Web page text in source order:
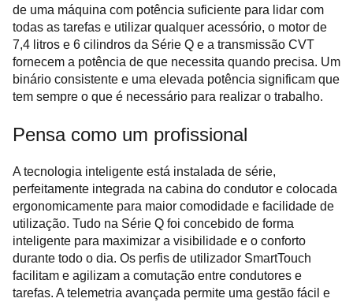
de uma máquina com potência suficiente para lidar com
todas as tarefas e utilizar qualquer acessório, o motor de
7,4 litros e 6 cilindros da Série Q e a transmissão CVT
fornecem a potência de que necessita quando precisa. Um
binário consistente e uma elevada potência significam que
tem sempre o que é necessário para realizar o trabalho.
Pensa como um profissional
A tecnologia inteligente está instalada de série,
perfeitamente integrada na cabina do condutor e colocada
ergonomicamente para maior comodidade e facilidade de
utilização. Tudo na Série Q foi concebido de forma
inteligente para maximizar a visibilidade e o conforto
durante todo o dia. Os perfis de utilizador SmartTouch
facilitam e agilizam a comutação entre condutores e
tarefas. A telemetria avançada permite uma gestão fácil e